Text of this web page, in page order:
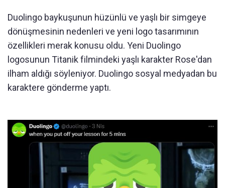
Duolingo baykuşunun hüzünlü ve yaşlı bir simgeye
dönüşmesinin nedenleri ve yeni logo tasarımının
özellikleri merak konusu oldu. Yeni Duolingo
logosunun Titanik filmindeki yaşlı karakter Rose'dan
ilham aldığı söyleniyor. Duolingo sosyal medyadan bu
karaktere gönderme yaptı.